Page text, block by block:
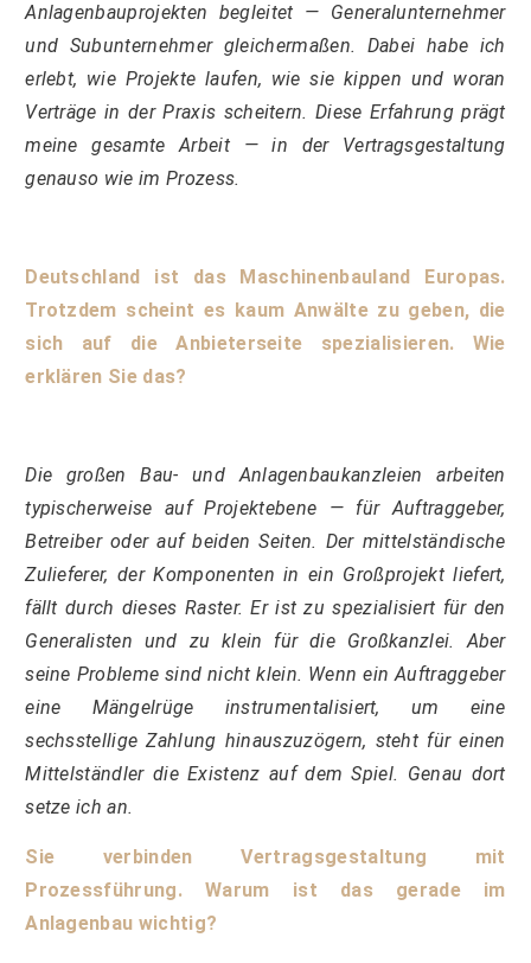
Anlagenbauprojekten begleitet — Generalunternehmer
und Subunternehmer gleichermaßen. Dabei habe ich
erlebt, wie Projekte laufen, wie sie kippen und woran
Verträge in der Praxis scheitern. Diese Erfahrung prägt
meine gesamte Arbeit — in der Vertragsgestaltung
genauso wie im Prozess.
Deutschland ist das Maschinenbauland Europas.
Trotzdem scheint es kaum Anwälte zu geben, die
sich auf die Anbieterseite spezialisieren. Wie
erklären Sie das?
Die großen Bau- und Anlagenbaukanzleien arbeiten
typischerweise auf Projektebene — für Auftraggeber,
Betreiber oder auf beiden Seiten. Der mittelständische
Zulieferer, der Komponenten in ein Großprojekt liefert,
fällt durch dieses Raster. Er ist zu spezialisiert für den
Generalisten und zu klein für die Großkanzlei. Aber
seine Probleme sind nicht klein. Wenn ein Auftraggeber
eine Mängelrüge instrumentalisiert, um eine
sechsstellige Zahlung hinauszuzögern, steht für einen
Mittelständler die Existenz auf dem Spiel. Genau dort
setze ich an.
Sie verbinden Vertragsgestaltung mit
Prozessführung. Warum ist das gerade im
Anlagenbau wichtig?